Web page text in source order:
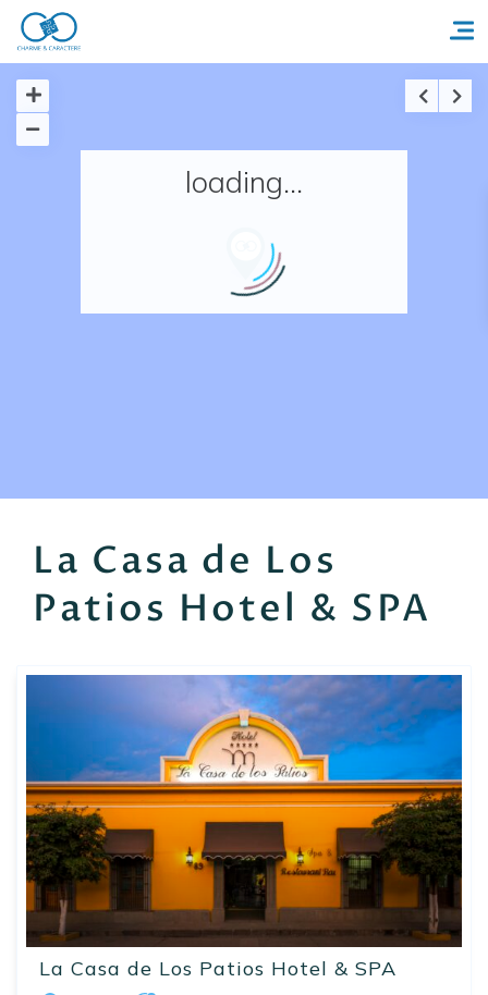
Accueil
Nos adresses en France
loading...
La Casa de Los
Patios Hotel & SPA
La Casa de Los Patios Hotel & SPA